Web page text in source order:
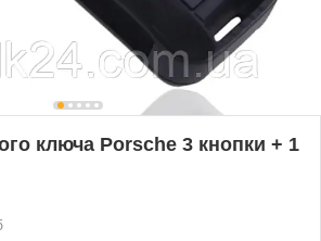
ключа Porsche 3 кнопки + 1